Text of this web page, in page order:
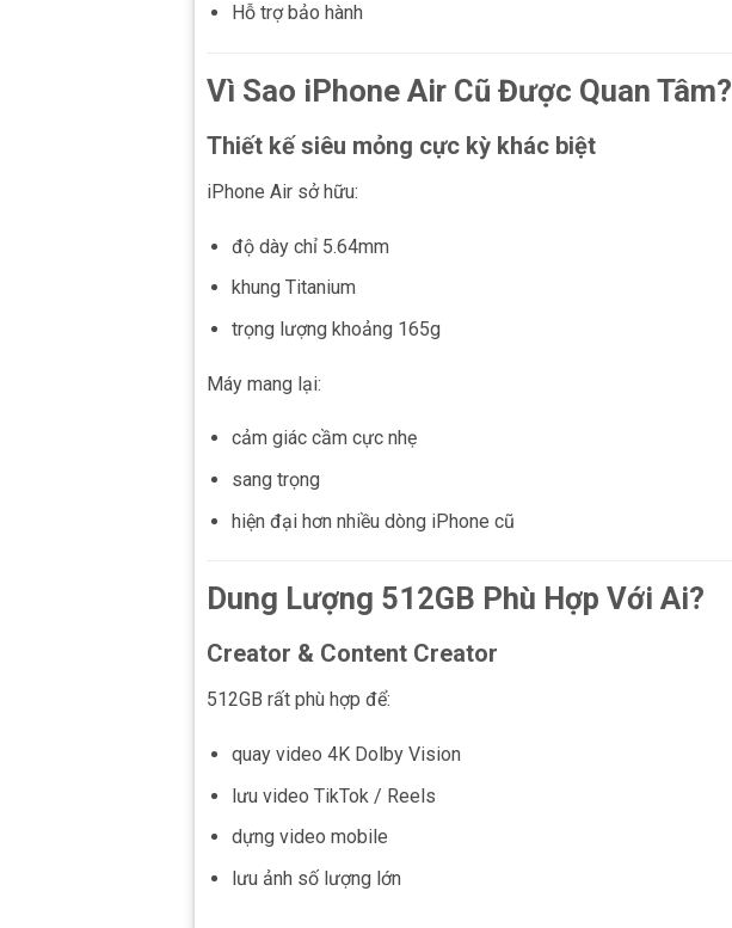
Hỗ trợ bảo hành
Vì Sao iPhone Air Cũ Được Quan Tâm?
Thiết kế siêu mỏng cực kỳ khác biệt
iPhone Air sở hữu:
độ dày chỉ 5.64mm
khung Titanium
trọng lượng khoảng 165g
Máy mang lại:
cảm giác cầm cực nhẹ
sang trọng
hiện đại hơn nhiều dòng iPhone cũ
Dung Lượng 512GB Phù Hợp Với Ai?
Creator & Content Creator
512GB rất phù hợp để:
quay video 4K Dolby Vision
lưu video TikTok / Reels
dựng video mobile
lưu ảnh số lượng lớn